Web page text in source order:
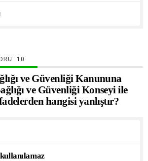
10
ve Güvenliği Kanununa
ve Güvenliği Konseyi ile
hangisi yanlıştır?